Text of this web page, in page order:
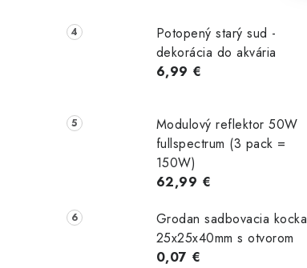
Potopený starý sud -
dekorácia do akvária
6,99 €
Modulový reflektor 50W
fullspectrum (3 pack =
150W)
62,99 €
Grodan sadbovacia kocka
25x25x40mm s otvorom
0,07 €